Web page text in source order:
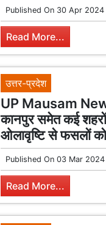
Published On 30 Apr 2024
Read More...
उत्तर-प्रदेश
UP Mausam
कानपुर समेत कई
ओलावृष्टि से फसलों
Published On 03 Mar
Read More...